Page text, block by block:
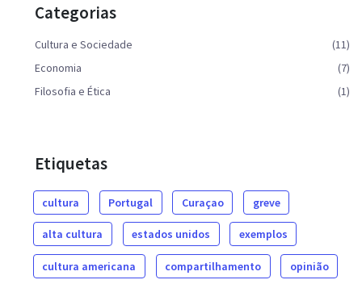
Categorias
Cultura e Sociedade
(11)
Economia
(7)
Filosofia e Ética
(1)
Etiquetas
cultura Portugal Curaçao greve
alta cultura estados unidos exemplos
cultura americana compartilhamento opinião